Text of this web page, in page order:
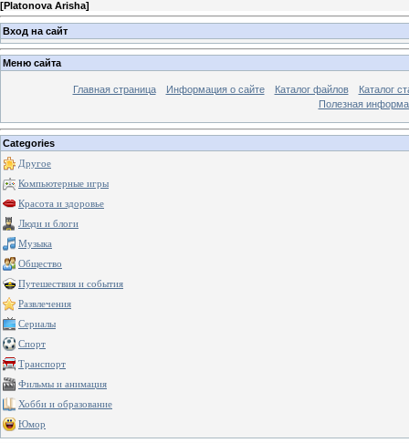
[Platonova Arisha]
Вход на сайт
Меню сайта
Главная страница Информация о сайте Каталог файлов
Каталог
Полезная
Categories
Другое
Компьютерные игры
Красота и здоровье
Люди и блоги
Музыка
Общество
Путешествия и события
Развлечения
Сериалы
Спорт
Транспорт
Фильмы и анимация
Хобби и образование
Юмор